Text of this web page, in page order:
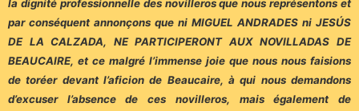
la dignité professionnelle des novilleros que nous représentons et
par conséquent annonçons que ni MIGUEL ANDRADES ni JESÚS
DE LA CALZADA, NE PARTICIPERONT AUX NOVILLADAS DE
BEAUCAIRE, et ce malgré l’immense joie que nous nous faisions
de toréer devant l’aficion de Beaucaire, à qui nous demandons
d’excuser l’absence de ces novilleros, mais également de